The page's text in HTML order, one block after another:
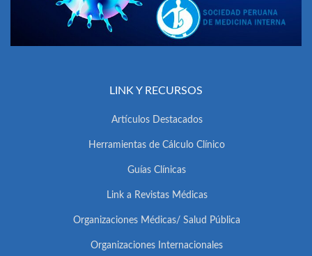
LINK Y RECURSOS
Artículos Destacados
Herramientas de Cálculo Clínico
Guías Clínicas
Link a Revistas Médicas
Organizaciones Médicas/ Salud Pública
Organizaciones Internacionales